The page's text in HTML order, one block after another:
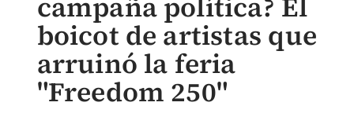
boicot de artistas que
arruinó la feria
"Freedom 250"